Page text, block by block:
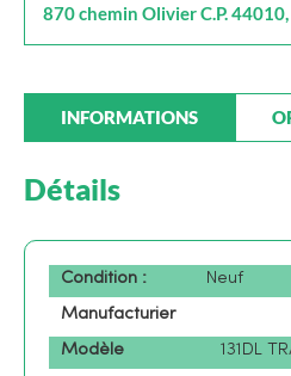
870 chemin Olivier C.P.
INFORMATIONS
Détails
Condition : Neuf
Manufacturier
Modèle
131DL